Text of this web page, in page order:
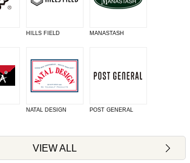
HILLS FIELD MANASTASH
NATAL DESIGN POST GENERAL
VIEW ALL